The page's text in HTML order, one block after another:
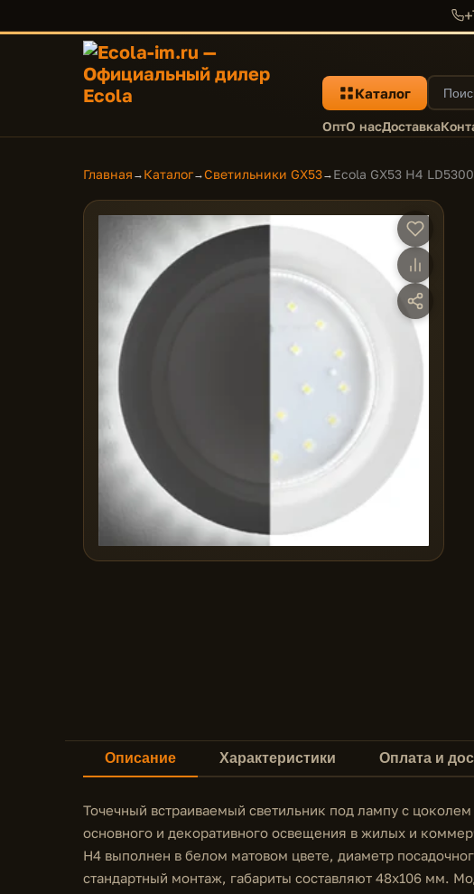
Каталог
ОптО насДоставка
Главная → Каталог→Светильники GX53→ Ecola GX53 H4
Описание Характеристики Оплата и
Точечный встраиваемый светильник под лампу с
основного и декоративного освещения в жилых и
H4 выполнен в белом матовом цвете, диаметр
стандартный монтаж, габариты составляют 48x106 мм.